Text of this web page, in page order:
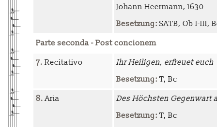
Johann Heermann, 1630
Besetzung: SATB, Ob I-III,
Parte seconda - Post concionem
7. Recitativo
Ihr Heiligen, erfreuet euch
Besetzung: T, Bc
8.Aria
Des Höchsten Gegenwart
Besetzung: T, Bc